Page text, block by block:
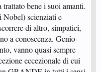
trattato bene i suoi amanti.
Nobel) scienziati e
di altro, simpatici,
a conoscenza. Genio-
vanno quasi sempre
eccezionale di cui